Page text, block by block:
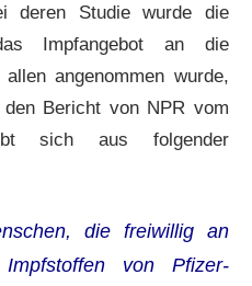
deren Studie wurde die
Impfangebot an die
angenommen wurde,
Bericht von NPR vom
sich aus folgender
die freiwillig an
von Pfizer-